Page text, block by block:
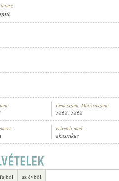
JÓZSI IFJ. CIGÁNYZENEKARA
Lemezszám, Matricaszám:
5868, 5868
Felvételi mód:
akusztikus
az évből